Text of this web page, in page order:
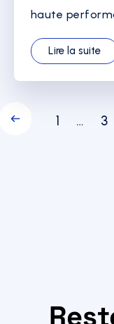
haute
Lire la suite
1 … 3